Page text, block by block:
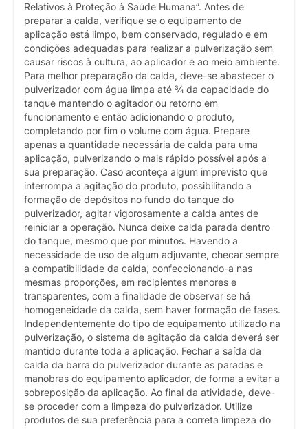
Relativos à Proteção à Saúde Humana”. Antes de
preparar a calda, verifique se o equipamento de
aplicação está limpo, bem conservado, regulado e em
condições adequadas para realizar a pulverização sem
causar riscos à cultura, ao aplicador e ao meio ambiente.
Para melhor preparação da calda, deve-se abastecer o
pulverizador com água limpa até ¾ da capacidade do
tanque mantendo o agitador ou retorno em
funcionamento e então adicionando o produto,
completando por fim o volume com água. Prepare
apenas a quantidade necessária de calda para uma
aplicação, pulverizando o mais rápido possível após a
sua preparação. Caso aconteça algum imprevisto que
interrompa a agitação do produto, possibilitando a
formação de depósitos no fundo do tanque do
pulverizador, agitar vigorosamente a calda antes de
reiniciar a operação. Nunca deixe calda parada dentro
do tanque, mesmo que por minutos. Havendo a
necessidade de uso de algum adjuvante, checar sempre
a compatibilidade da calda, confeccionando-a nas
mesmas proporções, em recipientes menores e
transparentes, com a finalidade de observar se há
homogeneidade da calda, sem haver formação de fases.
Independentemente do tipo de equipamento utilizado na
pulverização, o sistema de agitação da calda deverá ser
mantido durante toda a aplicação. Fechar a saída da
calda da barra do pulverizador durante as paradas e
manobras do equipamento aplicador, de forma a evitar a
sobreposição da aplicação. Ao final da atividade, deve-
se proceder com a limpeza do pulverizador. Utilize
produtos de sua preferência para a correta limpeza do